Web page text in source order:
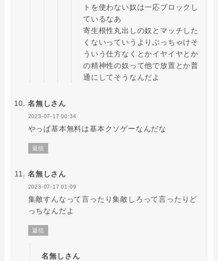
トを使わない奴は一応ブロックし
ているなあ
寄生根性丸出しの奴とマッチした
くないっていうよりぶっちゃけそ
ういう仕方なくとかイヤイヤとか
の精神性の奴って他で放置とか普
通にしてそうなんだよ
名無しさん
2023-07-17 00:34
やっぱ基本無料は基本クソゲーなんだな
返信
名無しさん
2023-07-17 01:09
集敵すんなって言ったり集敵しろって言ったりど
っちなんだよ
返信
名無しさん